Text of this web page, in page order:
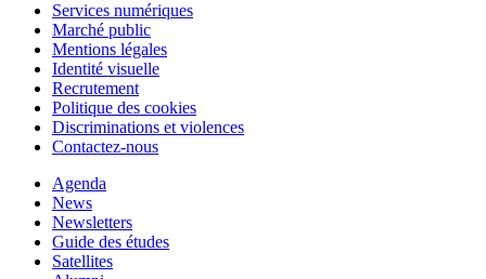
Services numériques
Marché public
Mentions légales
Identité visuelle
Recrutement
Politique des cookies
Discriminations et violences
Contactez-nous
Agenda
News
Newsletters
Guide des études
Satellites